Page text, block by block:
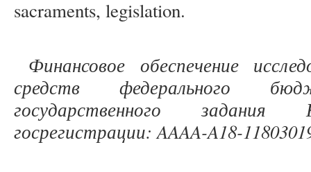
sacraments, legislation.
Финансовое обеспечение
средств федерального
государственного
госрегистрации: AAAA-A18-